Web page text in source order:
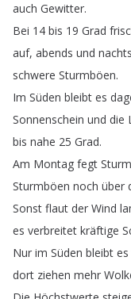
auch Gewitter.
Bei 14 bis 19 Grad
auf, abends und nachts
schwere Sturmböen.
Im Süden bleibt es
Sonnenschein und die
bis nahe 25 Grad.
Am Montag fegt Sturm
Sturmböen noch über
Sonst flaut der Wind
es verbreitet kräftige
Nur im Süden bleibt es
dort ziehen mehr